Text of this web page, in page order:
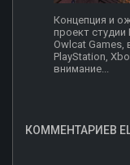
Концепция и
проект студии
Owlcat Games,
PlayStation,
внимание...
КОММЕНТАРИЕВ